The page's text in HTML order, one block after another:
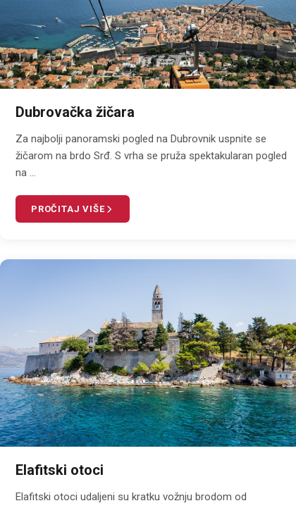
Dubrovačka žičara
Za najbolji panoramski pogled na Dubrovnik uspnite se
žičarom na brdo Srđ. S vrha se pruža spektakularan pogled
na ...
PROČITAJ VIŠE
Elafitski otoci
Elafitski otoci udaljeni su kratku vožnju brodom od